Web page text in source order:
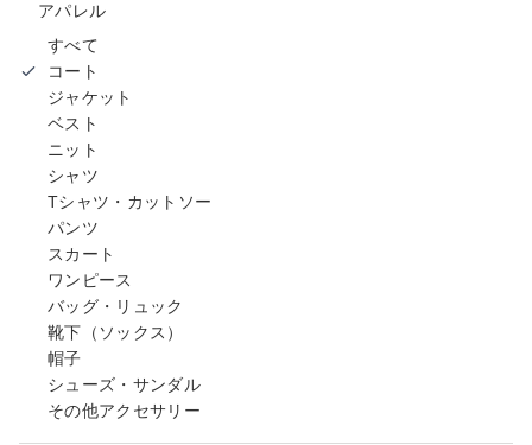
アパレル
すべて
コート
ジャケット
ベスト
ニット
シャツ
Tシャツ・カットソー
パンツ
スカート
ワンピース
バッグ・リュック
靴下（ソックス）
帽子
シューズ・サンダル
その他アクセサリー